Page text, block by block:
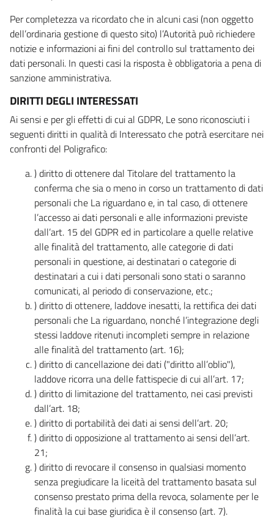
Per completezza va ricordato che in alcuni casi (non oggetto
dell’ordinaria gestione di questo sito) l’Autorità può richiedere
notizie e informazioni ai fini del controllo sul trattamento dei
dati personali. In questi casi la risposta è obbligatoria a pena di
sanzione amministrativa.
DIRITTI DEGLI INTERESSATI
Ai sensi e per gli effetti di cui al GDPR, Le sono riconosciuti i
seguenti diritti in qualità di Interessato che potrà esercitare nei
confronti del Poligrafico:
) diritto di ottenere dal Titolare del trattamento la
conferma che sia o meno in corso un trattamento di dati
personali che La riguardano e, in tal caso, di ottenere
l’accesso ai dati personali e alle informazioni previste
dall’art. 15 del GDPR ed in particolare a quelle relative
alle finalità del trattamento, alle categorie di dati
personali in questione, ai destinatari o categorie di
destinatari a cui i dati personali sono stati o saranno
comunicati, al periodo di conservazione, etc.;
) diritto di ottenere, laddove inesatti, la rettifica dei dati
personali che La riguardano, nonché l’integrazione degli
stessi laddove ritenuti incompleti sempre in relazione
alle finalità del trattamento (art. 16);
) diritto di cancellazione dei dati ("diritto all’oblio"),
laddove ricorra una delle fattispecie di cui all’art. 17;
) diritto di limitazione del trattamento, nei casi previsti
dall’art. 18;
) diritto di portabilità dei dati ai sensi dell’art. 20;
) diritto di opposizione al trattamento ai sensi dell’art.
21;
) diritto di revocare il consenso in qualsiasi momento
senza pregiudicare la liceità del trattamento basata sul
consenso prestato prima della revoca, solamente per le
finalità la cui base giuridica è il consenso (art. 7).